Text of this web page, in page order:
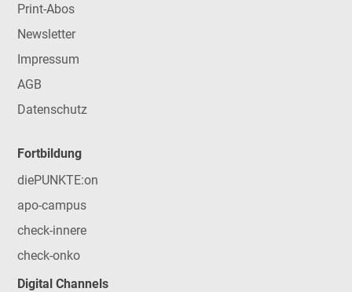
Print-Abos
Newsletter
Impressum
AGB
Datenschutz
Fortbildung
diePUNKTE:on
apo-campus
check-innere
check-onko
Digital Channels